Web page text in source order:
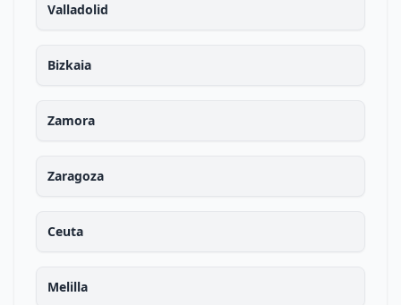
Valladolid
Bizkaia
Zamora
Zaragoza
Ceuta
Melilla